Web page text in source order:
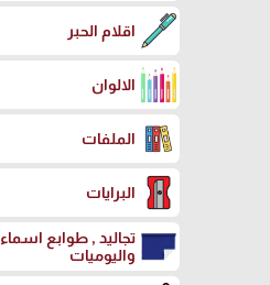
اقلام الحبر
الالوان
الملفات
البرايات
تجاليد , طوابع اسماء
واليوميات